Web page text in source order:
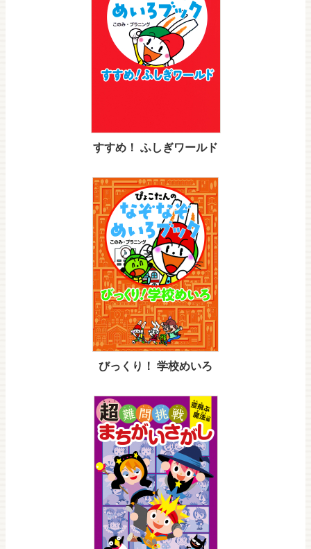
すすめ！ ふしぎワールド
びっくり！ 学校めいろ